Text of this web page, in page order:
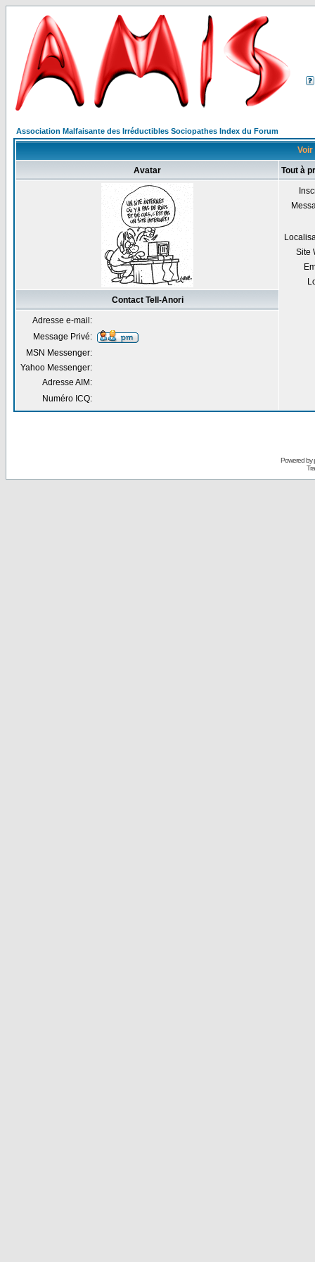
Association Malfaisante des Irréductibles Sociopathes Index du Forum
Voir
Avatar Tout à
Site
Contact Tell-Anori
Adresse e-mail:
Message Privé:
MSN Messenger:
Yahoo Messenger:
Adresse AIM:
Numéro ICQ:
Powered by